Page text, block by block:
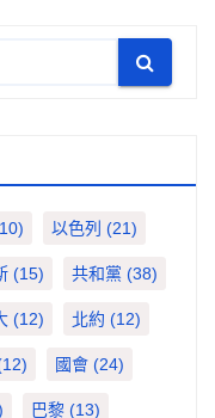
以色列 (21)
(15) 共和黨 (38)
(12) 北約 (12)
國會 (24)
巴黎 (13)